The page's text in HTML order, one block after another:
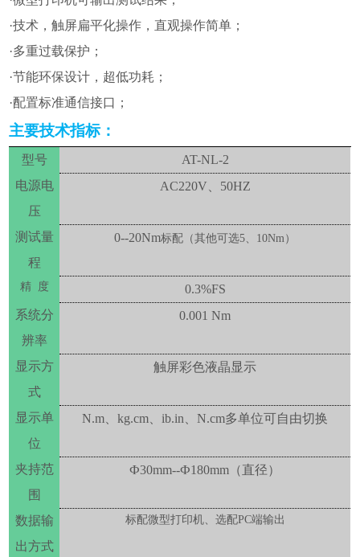
·技术，触屏扁平化操作，直观操作简单 ；
·多重过载保护 ；
·节能环保设计，超低功耗 ；
·配置标准通信接口 ；
主要技术指标：
型号
AT-NL-2
电源电
压
AC220V、50HZ
测试量
程
0--20Nm标配（其他可选5、10Nm）
精度
0.3%FS
系统分
辨率
0.001 Nm
显示方
式
触屏彩色液晶显示
显示单
位
N.m、kg.cm、ib.in、N.cm多单位可自由切换
夹持范
围
Ф30mm--Ф180mm（直径）
数据输
出方式
标配微型打印机、选配PC端输出